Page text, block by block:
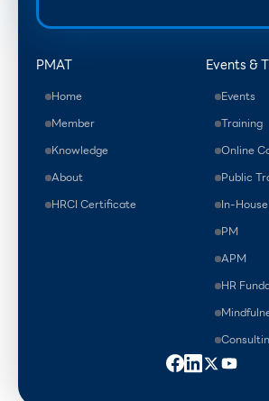
PMAT
Home
Member
Knowledge
About
HRCI Certificate
Events &
Events
Training
Online
Public
In-
PM
APM
HR